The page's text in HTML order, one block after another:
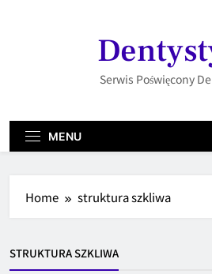
Serwis Poświęcony
MENU
Home struktura szkliwa
STRUKTURA SZKLIWA